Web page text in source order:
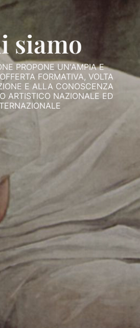
siamo
PROPONE UN'AMPIA E
FORMATIVA, VOLTA
E ALLA CONOSCENZA
ARTISTICO NAZIONALE ED